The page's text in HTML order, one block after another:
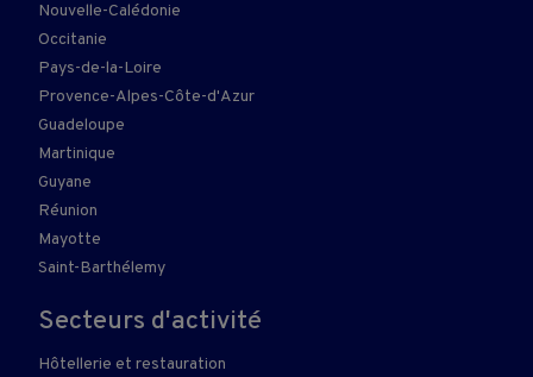
Nouvelle-Calédonie
Occitanie
Pays-de-la-Loire
Provence-Alpes-Côte-d'Azur
Guadeloupe
Martinique
Guyane
Réunion
Mayotte
Saint-Barthélemy
Secteurs d'activité
Hôtellerie et restauration